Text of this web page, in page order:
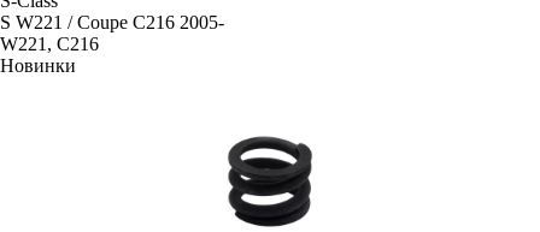
S W221 / Coupe C216 2005-
W221, C216
Новинки